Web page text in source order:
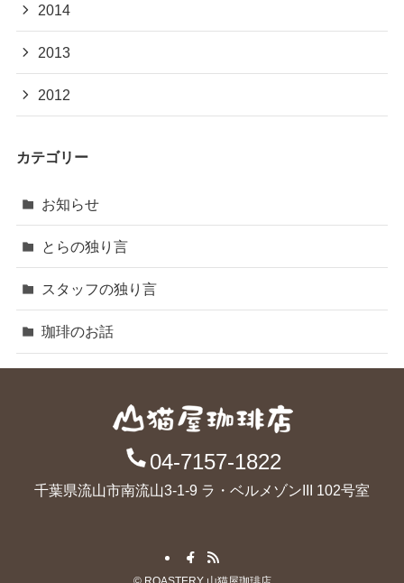
2014
2013
2012
カテゴリー
お知らせ
とらの独り言
スタッフの独り言
珈琲のお話
04-7157-1822
千葉県流山市南流山3-1-9 ラ・ベルメゾンIII 102号室